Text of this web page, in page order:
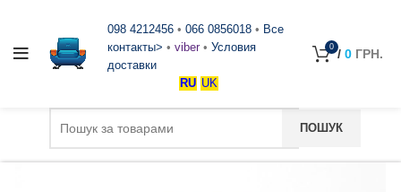
098 4212456 • 066 0856018 • Все
контакты> • viber • Условия
доставки
RU UK
0 / 0 ГРН.